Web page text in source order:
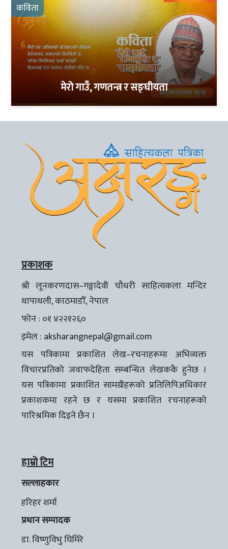
कविता
मेरो गाउँ, गणतन्त्र र सङ्घीयता
प्रकाशक
श्री लूनकरणदास–गङ्गादेवी चौधरी साहित्यकला मन्दिर
थापाथली, काठमाडौँ, नेपाल
फोन : ०१ ४२२१२६०
इमेल : aksharangnepal@gmail.com
यस पत्रिकामा प्रकाशित लेख–रचनाहरूमा अभिव्यक्त
विचारप्रतिको जवाफदेहिता सम्बन्धित लेखककै हुनेछ ।
यस पत्रिकामा प्रकाशित सामग्रीहरूको प्रतिलिपिअधिकार
प्रकाशकमा रहने छ र यसमा प्रकाशित रचनाहरूको
पारिश्रमिक दिइने छैन ।
हाम्रो टिम
सल्लाहकार
हरिहर शर्मा
प्रधान सम्पादक
डा. विष्णुविभु घिमिरे